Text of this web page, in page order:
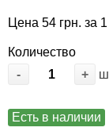
Цена 54 грн. за
Количество
-
+
Есть в наличии
Переноски,
расходные